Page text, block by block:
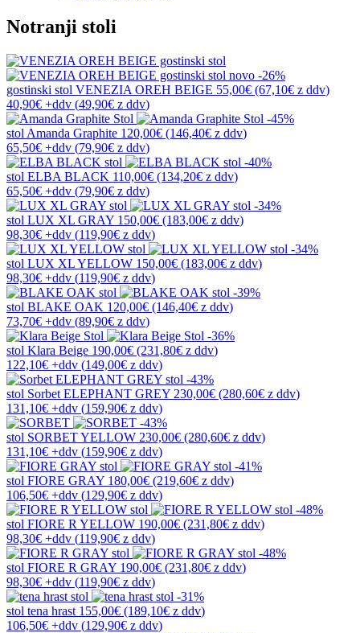
Notranji stoli
novo -26%
gostinski stol VENEZIA OREH BEIGE 55,00€ (67,10€ z ddv)
40,90€ +ddv (49,90€ z ddv)
-45%
stol Amanda Graphite 120,00€ (146,40€ z ddv)
65,50€ +ddv (79,90€ z ddv)
-40%
stol ELBA BLACK 110,00€ (134,20€ z ddv)
65,50€ +ddv (79,90€ z ddv)
-34%
stol LUX XL GRAY 150,00€ (183,00€ z ddv)
98,30€ +ddv (119,90€ z ddv)
-34%
stol LUX XL YELLOW 150,00€ (183,00€ z ddv)
98,30€ +ddv (119,90€ z ddv)
-39%
stol BLAKE OAK 120,00€ (146,40€ z ddv)
73,70€ +ddv (89,90€ z ddv)
-36%
stol Klara Beige 190,00€ (231,80€ z ddv)
122,10€ +ddv (149,00€ z ddv)
-43%
stol Sorbet ELEPHANT GREY 230,00€ (280,60€ z ddv)
131,10€ +ddv (159,90€ z ddv)
-43%
stol SORBET YELLOW 230,00€ (280,60€ z ddv)
131,10€ +ddv (159,90€ z ddv)
-41%
stol FIORE GRAY 180,00€ (219,60€ z ddv)
106,50€ +ddv (129,90€ z ddv)
-48%
stol FIORE R YELLOW 190,00€ (231,80€ z ddv)
98,30€ +ddv (119,90€ z ddv)
-48%
stol FIORE R GRAY 190,00€ (231,80€ z ddv)
98,30€ +ddv (119,90€ z ddv)
-31%
stol tena hrast 155,00€ (189,10€ z ddv)
106,50€ +ddv (129,90€ z ddv)